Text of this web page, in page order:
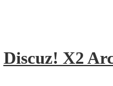
Discuz! X2